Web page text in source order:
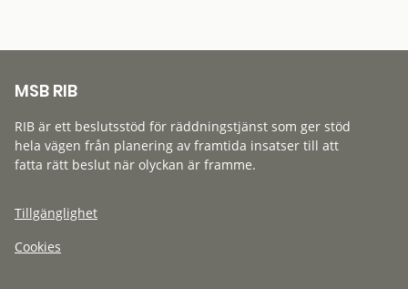
MSB RIB
RIB är ett beslutsstöd för räddningstjänst som ger stöd
hela vägen från planering av framtida insatser till att
fatta rätt beslut när olyckan är framme.
Tillgänglighet
Cookies